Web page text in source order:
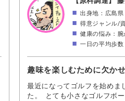
出身地：広島県
得意ジャンル/
健康の悩み：腕
一日の平均歩
趣味を楽しむために欠か
最近になってゴルフを始めま
た。 とても小さなゴルフボ